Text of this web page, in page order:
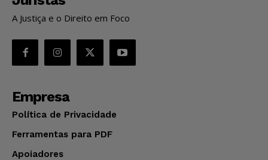
A Justiça e o Direito em Foco
Empresa
Política de Privacidade
Ferramentas para PDF
Apoiadores